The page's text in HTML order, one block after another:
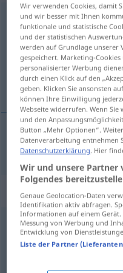
vollständigadj
Übersicht aller
(Für mehr Details die
completo
completo vollständig
Synonyme
ganz,vollends,restlos
Wir verwenden Cookies, damit
und wir besser mit Ihnen
funktionale und statistische
und der statistischen
werden auf Grundlage unserer
gespeichert. Marketing-
personalisierter Werbung
durch einen Klick auf den
geben. Klicken Sie ansonsten
können Ihre Einwilligung
Webseite widerrufen. Wenn
und den
Button „Mehr Optionen“.
Datenverarbeitung entnehmen
Datenschutzerklärung. Hier
Wir und unsere Partner
Folgendes
Genaue Geolocation-Daten
Identifikation aktiv abfragen.
Informationen auf einem
Messung von Werbung und
Entwicklung von
Liste der Partner